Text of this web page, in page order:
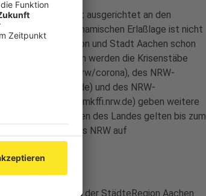
Krisenstäbe ist ausgerichtet an den
Wegen der dynamischen Erlaßlage ist nicht
von StädteRegion und Stadt Aachen schon
Über Änderungen werden die Krisenstäbe
(www.land.nrw/corona), des NRW-
(www.mags.nrw.de) und des NRW-
Integration (www.mkffi.nrw.de) geben weitere
Verordnungen des Landes gelten bis zum
des Landes NRW auf
Stadt Aachen und der StädteRegion Aachen